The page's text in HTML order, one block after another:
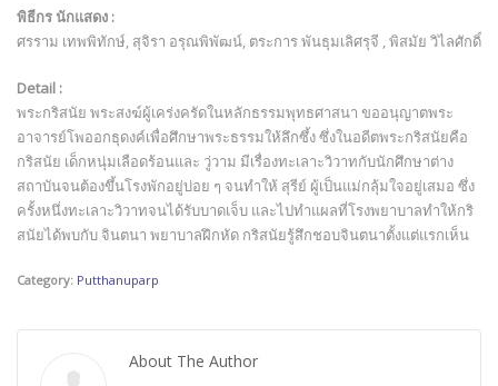
พิธีกร นักแสดง :
ศรราม เทพพิทักษ์, สุจิรา อรุณพิพัฒน์, ตระการ พันธุมเลิศรุจี , พิสมัย วิไลศักดิ์
Detail :
พระกริสนัย พระสงฆ์ผู้เคร่งครัดในหลักธรรมพุทธศาสนา ขออนุญาตพระ
อาจารย์โพออกธุดงค์เพื่อศึกษาพระธรรมให้ลึกซึ้ง ซึ่งในอดีตพระกริสนัยคือ
กริสนัย เด็กหนุ่มเลือดร้อนและ วู่วาม มีเรื่องทะเลาะวิวาทกับนักศึกษาต่าง
สถาบันจนต้องขึ้นโรงพักอยู่บ่อย ๆ จนทำให้ สุรีย์ ผู้เป็นแม่กลุ้มใจอยู่เสมอ ซึ่ง
ครั้งหนึ่งทะเลาะวิวาทจนได้รับบาดเจ็บ และไปทำแผลที่โรงพยาบาลทำให้กริ
สนัยได้พบกับ จินตนา พยาบาลฝึกหัด กริสนัยรู้สึกชอบจินตนาตั้งแต่แรกเห็น
Category: Putthanuparp
About The Author